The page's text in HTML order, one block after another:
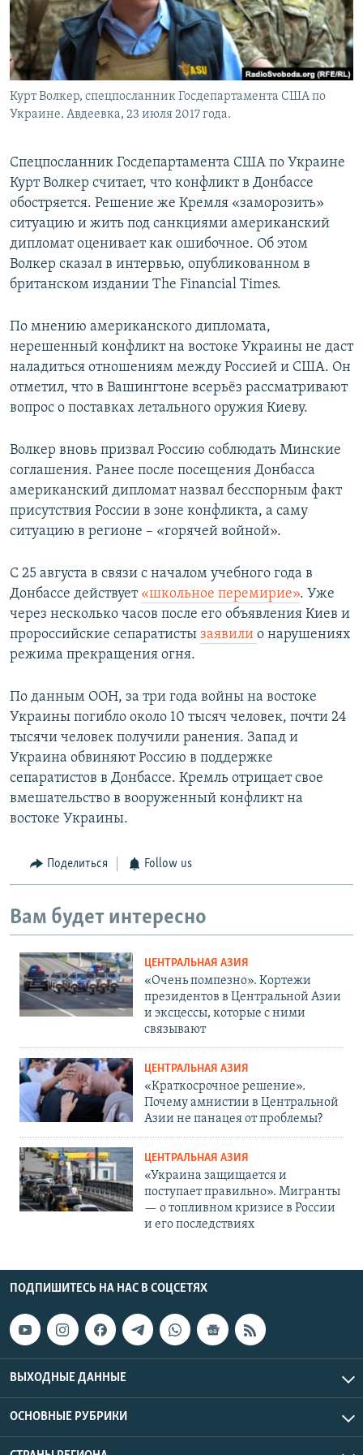
Курт Волкер, спецпосланник Госдепартамента США по
Украине. Авдеевка, 23 июля 2017 года.
Спецпосланник Госдепартамента США по Украине
Курт Волкер считает, что конфликт в Донбассе
обостряется. Решение же Кремля «заморозить»
ситуацию и жить под санкциями американский
дипломат оценивает как ошибочное. Об этом
Волкер сказал в интервью, опубликованном в
британском издании The Financial Times.
По мнению американского дипломата,
нерешенный конфликт на востоке Украины не даст
наладиться отношениям между Россией и США. Он
отметил, что в Вашингтоне всерьёз рассматривают
вопрос о поставках летального оружия Киеву.
Волкер вновь призвал Россию соблюдать Минские
соглашения. Ранее после посещения Донбасса
американский дипломат назвал бесспорным факт
присутствия России в зоне конфликта, а саму
ситуацию в регионе – «горячей войной».
С 25 августа в связи с началом учебного года в
Донбассе действует «школьное перемирие». Уже
через несколько часов после его объявления Киев и
пророссийские сепаратисты заявили о нарушениях
режима прекращения огня.
По данным ООН, за три года войны на востоке
Украины погибло около 10 тысяч человек, почти 24
тысячи человек получили ранения. Запад и
Украина обвиняют Россию в поддержке
сепаратистов в Донбассе. Кремль отрицает свое
вмешательство в вооруженный конфликт на
востоке Украины.
Поделиться Follow us
Вам будет интересно
ЦЕНТРАЛЬНАЯ АЗИЯ
«Очень помпезно». Кортежи
президентов в Центральной Азии
и эксцессы, которые с ними
связывают
ЦЕНТРАЛЬНАЯ АЗИЯ
«Краткосрочное решение».
Почему амнистии в Центральной
Азии не панацея от проблемы?
ЦЕНТРАЛЬНАЯ АЗИЯ
«Украина защищается и
поступает правильно». Мигранты
— о топливном кризисе в России
и его последствиях
ПОДПИШИТЕСЬ НА НАС В СОЦСЕТЯХ
ВЫХОДНЫЕ ДАННЫЕ
ОСНОВНЫЕ РУБРИКИ